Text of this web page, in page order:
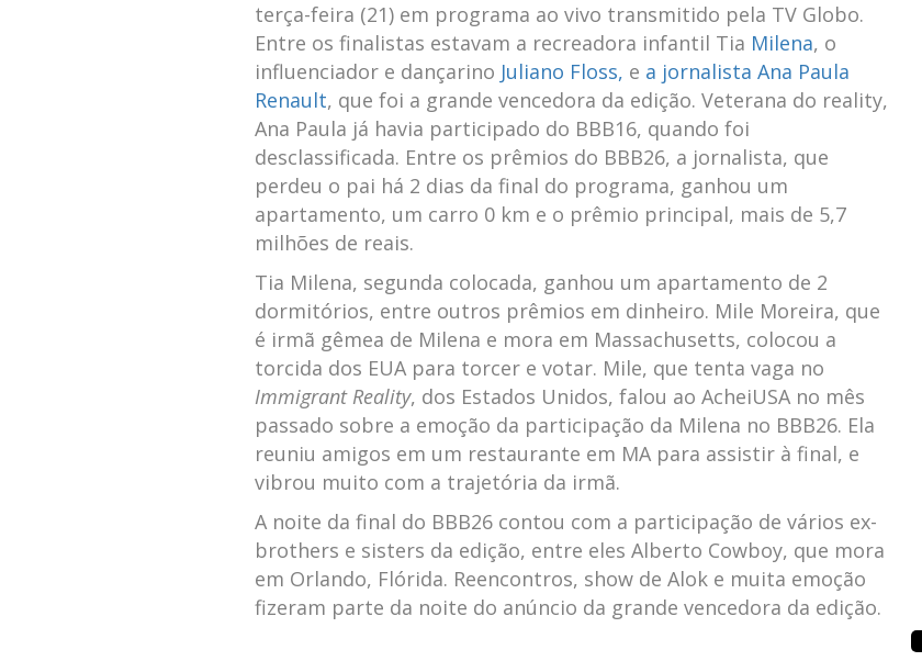
terça-feira (21) em programa ao vivo transmitido pela TV Globo.
Entre os finalistas estavam a recreadora infantil Tia Milena, o
influenciador e dançarino Juliano Floss, e a jornalista Ana Paula
Renault, que foi a grande vencedora da edição. Veterana do reality,
Ana Paula já havia participado do BBB16, quando foi
desclassificada. Entre os prêmios do BBB26, a jornalista, que
perdeu o pai há 2 dias da final do programa, ganhou um
apartamento, um carro 0 km e o prêmio principal, mais de 5,7
milhões de reais.
Tia Milena, segunda colocada, ganhou um apartamento de 2
dormitórios, entre outros prêmios em dinheiro. Mile Moreira, que
é irmã gêmea de Milena e mora em Massachusetts, colocou a
torcida dos EUA para torcer e votar. Mile, que tenta vaga no
Immigrant Reality, dos Estados Unidos, falou ao AcheiUSA no mês
passado sobre a emoção da participação da Milena no BBB26. Ela
reuniu amigos em um restaurante em MA para assistir à final, e
vibrou muito com a trajetória da irmã.
A noite da final do BBB26 contou com a participação de vários ex-
brothers e sisters da edição, entre eles Alberto Cowboy, que mora
em Orlando, Flórida. Reencontros, show de Alok e muita emoção
fizeram parte da noite do anúncio da grande vencedora da edição.